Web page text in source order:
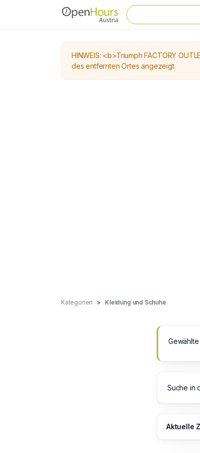
HINWEIS: <b>Triumph FACTORY
des entfernten Ortes angezeigt.
Kategorien Kleidung und Schuhe
Suche in
Aktuelle